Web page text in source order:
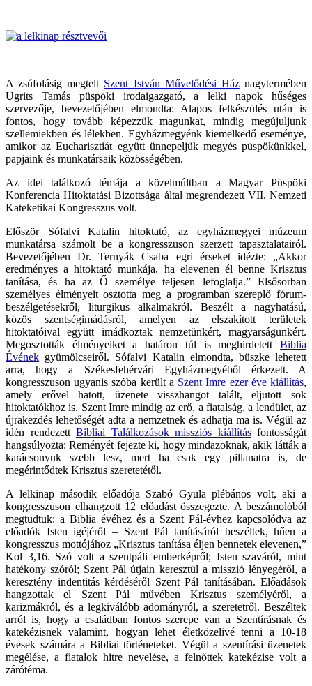
A zsúfolásig megtelt Szent István Művelődési Háznagytermében
Ugrits Tamás püspöki irodaigazgató, a lelki napok hűséges
szervezője, bevezetőjében elmondta: Alapos felkészülés után is
fontos, hogy tovább képezzük magunkat, mindig megújuljunk
szellemiekben és lélekben. Egyházmegyénk kiemelkedő eseménye,
amikor az Eucharisztiát együtt ünnepeljük megyés püspökünkkel,
papjaink és munkatársaik közösségében.
Az idei találkozó témája a közelmúltban a Magyar Püspöki
Konferencia Hitoktatási Bizottsága által megrendezett VII. Nemzeti
Kateketikai Kongresszus volt.
Először Sófalvi Katalin hitoktató, az egyházmegyei múzeum
munkatársa számolt be a kongresszuson szerzett tapasztalatairól.
Bevezetőjében Dr. Ternyák Csaba egri érseket idézte: „Akkor
eredményes a hitoktató munkája, ha elevenen él benne Krisztus
tanítása, és ha az Ő személye teljesen lefoglalja.” Elsősorban
személyes élményeit osztotta meg a programban szereplő fórum-
beszélgetésekről, liturgikus alkalmakról. Beszélt a nagyhatású,
közös szentségimádásról, amelyen az elszakított területek
hitoktatóival együtt imádkoztak nemzetünkért, magyarságunkért.
Megosztották élményeiket a határon túl is meghirdetett Biblia
Évének gyümölcseiről. Sófalvi Katalin elmondta, büszke lehetett
arra, hogy a Székesfehérvári Egyházmegyéből érkezett. A
kongresszuson ugyanis szóba került a Szent Imre ezer éve kiállítás,
amely erővel hatott, üzenete visszhangot talált, eljutott sok
hitoktatókhoz is. Szent Imre mindig az erő, a fiatalság, a lendület, az
újrakezdés lehetőségét adta a nemzetnek és adhatja ma is. Végül az
idén rendezett Bibliai Találkozások missziós kiállításfontosságát
hangsúlyozta: Reményét fejezte ki, hogy mindazoknak, akik látták a
karácsonyuk szebb lesz, mert ha csak egy pillanatra is, de
megérintődtek Krisztus szeretetétől.
A lelkinap második előadója Szabó Gyula plébános volt, aki a
kongresszuson elhangzott 12 előadást összegezte. A beszámolóból
megtudtuk: a Biblia évéhez és a Szent Pál-évhez kapcsolódva az
előadók Isten igéjéről – Szent Pál tanításáról beszéltek, hűen a
kongresszus mottójához „Krisztus tanítása éljen bennetek elevenen,”
Kol 3,16. Szó volt a szentpáli emberképről; Isten szaváról, mint
hatékony szóról; Szent Pál útjain keresztül a misszió lényegéről, a
keresztény indentitás kérdéséről Szent Pál tanításában. Előadások
hangzottak el Szent Pál művében Krisztus személyéről, a
karizmákról, és a legkiválóbb adományról, a szeretetről. Beszéltek
arról is, hogy a családban fontos szerepe van a Szentírásnak és
katekézisnek valamint, hogyan lehet életközelivé tenni a 10-18
évesek számára a Bibliai történeteket. Végül a szentírási üzenetek
megélése, a fiatalok hitre nevelése, a felnőttek katekézise volt a
zárótéma.